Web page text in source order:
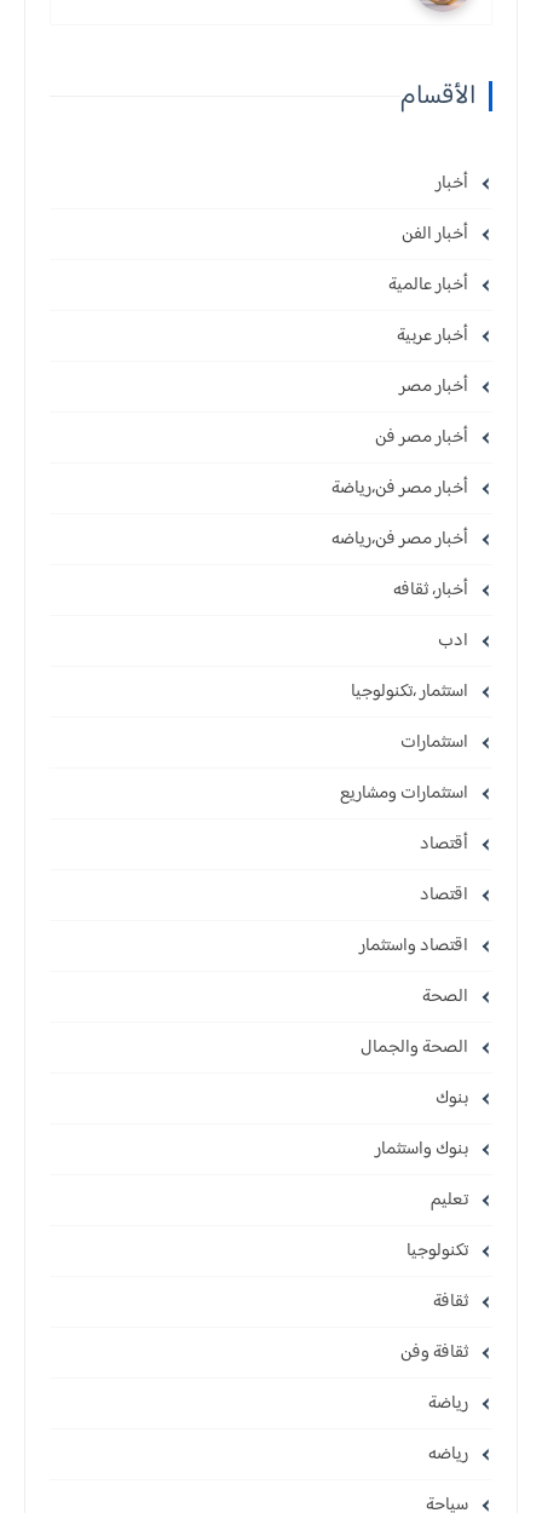
الأقسام
أخبار
أخبار الفن
أخبار عالمية
أخبار عربية
أخبار مصر
أخبار مصر فن
أخبار مصر فن،رياضة
أخبار مصر فن،رياضه
أخبار، ثقافه
ادب
استثمار ،تكنولوجيا
استثمارات
استثمارات ومشاريع
أقتصاد
اقتصاد
اقتصاد واستثمار
الصحة
الصحة والجمال
بنوك
بنوك واستثمار
تعليم
تكنولوجيا
ثقافة
ثقافة وفن
رياضة
رياضه
سياحة